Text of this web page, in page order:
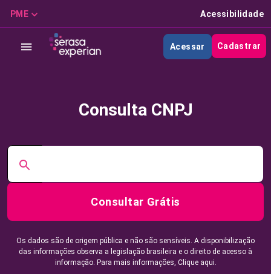
PME Acessibilidade
Acessar Cadastrar
Consulta CNPJ
Consultar Grátis
Os dados são de origem pública e não são sensíveis. A disponibilização
das informações observa a legislação brasileira e o direito de acesso à
informação. Para mais informações, Clique aqui.